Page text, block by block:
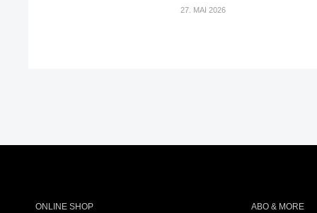
27. MAI 2026
ONLINE SHOP ABO & MORE